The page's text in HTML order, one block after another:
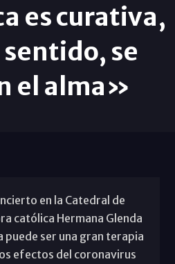
es curativa,
sentido, se
el alma»
en la Catedral de
católica Hermana Glenda
puede ser una gran terapia
efectos del coronavirus